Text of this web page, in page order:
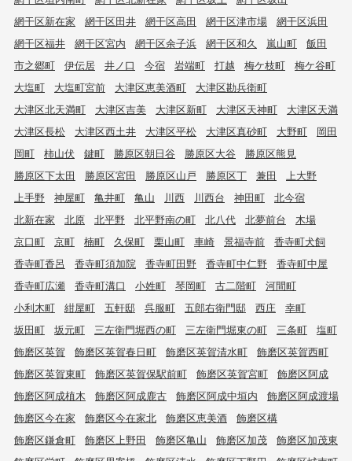
網干区新在家
網干区田井 網干区高田 網干区津市場
網干区浜田
網干区福井
網干区宮内 網干区余子浜 網干区和久 嵐山町
飯田
市之郷町
伊伝居 井ノ口 今宿 岩端町 打越 梅ケ枝町
梅ケ谷町
大塩町
大塩町宮前 大津区恵美酒町
大津区勘兵衛町
大津区北天満町
大津区吉美 大津区新町 大津区天神町
大津区天満
大津区長松
大津区西土井 大津区平松 大津区真砂町 大野町
岡田
岡町
柿山伏 鍵町 勝原区朝日谷 勝原区大谷
勝原区熊見
勝原区下太田
勝原区宮田 勝原区山戸 勝原区丁 兼田
上大野
上手野
神屋町 亀井町 亀山 川西 川西台 神田町
北今宿
北新在家
北原 北平野 北平野南の町 北八代 北夢前台
木場
京口町
京町 楠町 久保町 栗山町 車崎 景福寺前
香寺町犬飼
香寺町香呂
香寺町須加院 香寺町田野 香寺町中仁野
香寺町中屋
香寺町広瀬
香寺町溝口 小姓町 琴岡町 古二階町
河間町
小利木町
紺屋町 五軒邸 呉服町 五郎右衛門邸 西庄
幸町
坂田町
坂元町 三左衛門堀西の町 三左衛門堀東の町 三条町
塩町
飾磨区英賀
飾磨区英賀春日町 飾磨区英賀清水町
飾磨区英賀西町
飾磨区英賀東町
飾磨区英賀保駅前町 飾磨区英賀宮町
飾磨区阿成
飾磨区阿成植木
飾磨区阿成鹿古 飾磨区阿成中垣内
飾磨区阿成渡場
飾磨区今在家
飾磨区今在家北 飾磨区恵美酒
飾磨区構
飾磨区鎌倉町
飾磨区上野田 飾磨区亀山 飾磨区加茂
飾磨区加茂東